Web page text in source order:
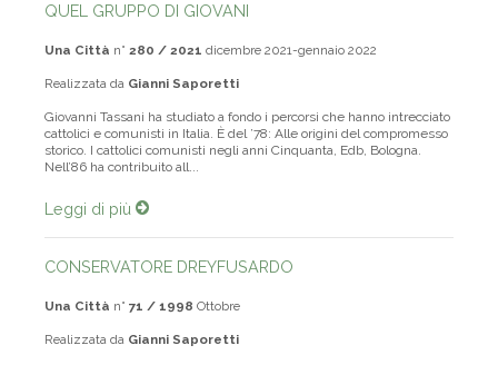
QUEL GRUPPO DI GIOVANI
Una Città n° 280 / 2021 dicembre 2021-gennaio 2022
Realizzata da Gianni Saporetti
Giovanni Tassani ha studiato a fondo i percorsi che hanno intrecciato
cattolici e comunisti in Italia. È del ’78: Alle origini del compromesso
storico. I cattolici comunisti negli anni Cinquanta, Edb, Bologna.
Nell’86 ha contribuito all...
Leggi di più
CONSERVATORE DREYFUSARDO
Una Città n° 71 / 1998 Ottobre
Realizzata da Gianni Saporetti